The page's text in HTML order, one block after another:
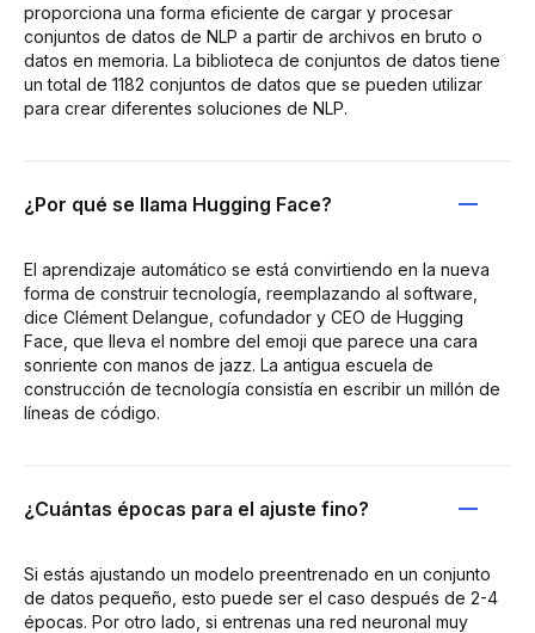
proporciona una forma eficiente de cargar y procesar
conjuntos de datos de NLP a partir de archivos en bruto o
datos en memoria. La biblioteca de conjuntos de datos tiene
un total de 1182 conjuntos de datos que se pueden utilizar
para crear diferentes soluciones de NLP.
¿Por qué se llama Hugging Face?
El aprendizaje automático se está convirtiendo en la nueva
forma de construir tecnología, reemplazando al software,
dice Clément Delangue, cofundador y CEO de Hugging
Face, que lleva el nombre del emoji que parece una cara
sonriente con manos de jazz. La antigua escuela de
construcción de tecnología consistía en escribir un millón de
líneas de código.
¿Cuántas épocas para el ajuste fino?
Si estás ajustando un modelo preentrenado en un conjunto
de datos pequeño, esto puede ser el caso después de 2-4
épocas. Por otro lado, si entrenas una red neuronal muy